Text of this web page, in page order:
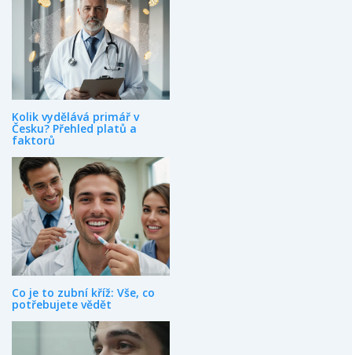
Kolik vydělává primář v
Česku? Přehled platů a
faktorů
Co je to zubní kříž: Vše, co
potřebujete vědět